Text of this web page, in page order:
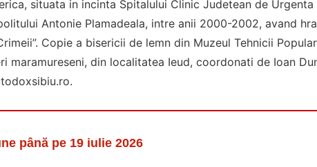
situata in incinta Spitalului Clinic Judetean de
Antonie Plamadeala, intre anii 2000-2002, avand
Copie a bisericii de lemn din Muzeul Tehnicii
din localitatea Ieud, coordonati de Ioan
până pe 19 iulie 2026